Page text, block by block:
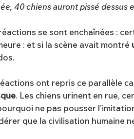
40 chiens auront pissé dessus
se sont enchaînées :
: et si la scène avait montré
ont repris ce parallèle
. Les chiens urinent en rue,
ne pas pousser
que la civilisation humaine